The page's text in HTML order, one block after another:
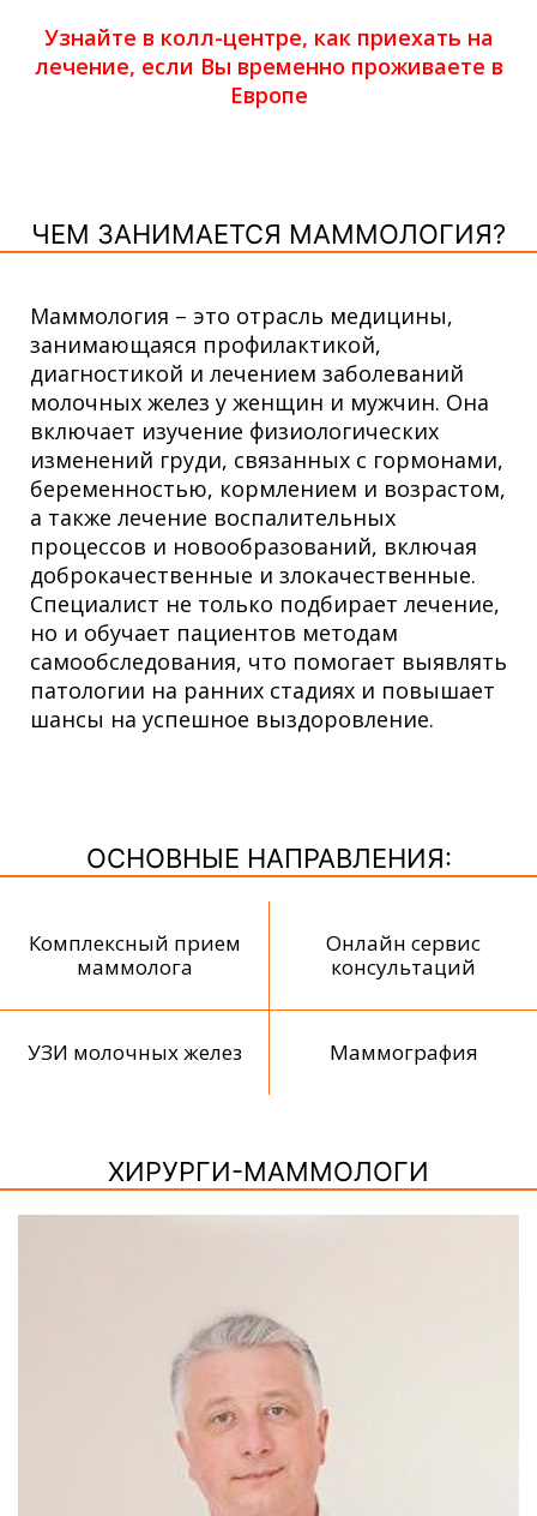
Узнайте в колл-центре, как приехать на
лечение, если Вы временно проживаете в
Европе
ЧЕМ ЗАНИМАЕТСЯ МАММОЛОГИЯ?
Маммология – это отрасль медицины,
занимающаяся профилактикой,
диагностикой и лечением заболеваний
молочных желез у женщин и мужчин. Она
включает изучение физиологических
изменений груди, связанных с гормонами,
беременностью, кормлением и возрастом,
а также лечение воспалительных
процессов и новообразований, включая
доброкачественные и злокачественные.
Специалист не только подбирает лечение,
но и обучает пациентов методам
самообследования, что помогает выявлять
патологии на ранних стадиях и повышает
шансы на успешное выздоровление.
ОСНОВНЫЕ НАПРАВЛЕНИЯ:
Комплексный прием
маммолога
Онлайн сервис
консультаций
УЗИ молочных желез Маммография
ХИРУРГИ-МАММОЛОГИ